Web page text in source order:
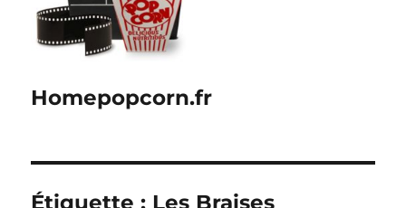
Homepopcorn.fr
Étiquette : Les Braises